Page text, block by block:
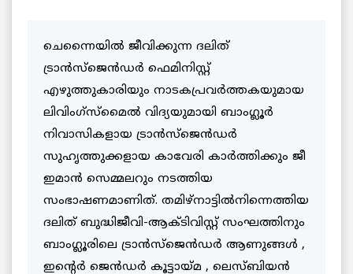
ചെന്നൈയിൽ ജീവിക്കുന്ന ദലിത്
ട്രാൻസ്ജെൻഡർ ഫെമിനിസ്റ്റ്
എഴുത്തുകാരിയും നാടകപ്രവർത്തകയുമായ
ലിവിംഗ്സ്മൈൽ വിദ്യയുമായി ബാംഗ്ലൂർ
നിവാസികളായ ട്രാൻസ്ജെൻഡർ
സുഹൃത്തുക്കളായ കാവേരി കാർത്തിക്കും ജീ
ഇമാന്‍ സെമ്മലറും നടത്തിയ
സംഭാഷണമാണിത്. തമിഴ്നാട്ടിൽനിന്നെത്തിയ
ദലിത് ബുദ്ധിജീവി-ആക്ടിവിസ്റ്റ് സംഘത്തിനും
ബാംഗ്ലൂരിലെ ട്രാൻസ്ജെൻഡർ ആണുങ്ങൾ ,
ഇന്റെർ ജെൻഡർ കൂട്ടായ്മ , ലെസ്ബിയൻ